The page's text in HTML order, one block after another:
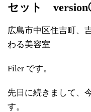
セット
広島市中区住吉町、
わる美容室
Filer です。
先日に続きまして、
す。